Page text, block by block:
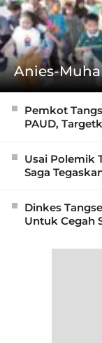
Anies-
Pemkot
PAUD,
Usai Polemik
Saga
Dinkes
Untuk Cegah